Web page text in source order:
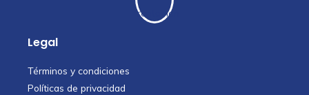
Legal
Términos y condiciones
Políticas de privacidad